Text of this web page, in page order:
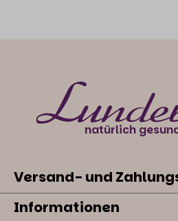
natürlich
Versand- und
Informationen